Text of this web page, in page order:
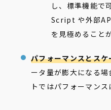
し、標準機能
Script や外部
を見極めること
パフォーマンスとス
ータ量が膨大になる
トではパフォーマンス